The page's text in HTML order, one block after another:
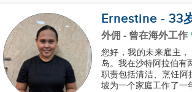
Ernestine - 33
外佣 - 曾在海外工作
您好，我的未来雇主
岛。我在沙特阿拉伯有
职责包括清洁、烹饪阿
坡为一个家庭工作了一